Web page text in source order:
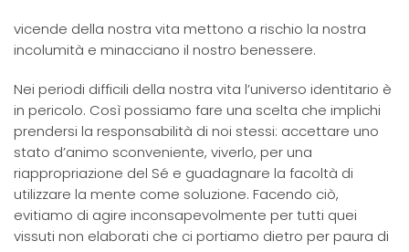
vicende della nostra vita mettono a rischio la nostra
incolumità e minacciano il nostro benessere.
Nei periodi difficili della nostra vita l’universo identitario è
in pericolo. Così possiamo fare una scelta che implichi
prendersi la responsabilità di noi stessi: accettare uno
stato d’animo sconveniente, viverlo, per una
riappropriazione del Sé e guadagnare la facoltà di
utilizzare la mente come soluzione. Facendo ciò,
evitiamo di agire inconsapevolmente per tutti quei
vissuti non elaborati che ci portiamo dietro per paura di